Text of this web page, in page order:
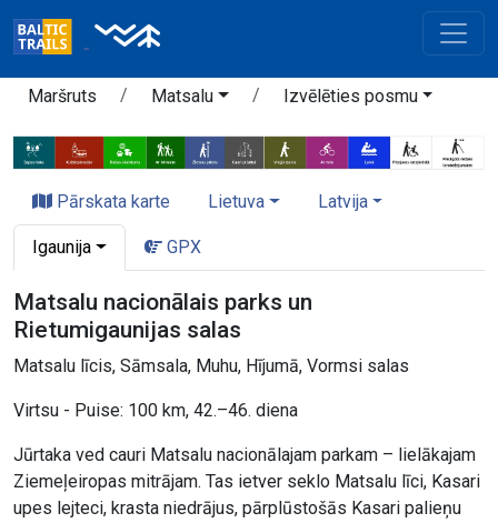
Maršruts Matsalu Izvēlēties posmu
Pārskata karte Lietuva Latvija
Igaunija GPX
Matsalu nacionālais parks un
Rietumigaunijas salas
Matsalu līcis, Sāmsala, Muhu, Hījumā, Vormsi salas
Virtsu - Puise: 100 km, 42.–46. diena
Jūrtaka ved cauri Matsalu nacionālajam parkam – lielākajam
Ziemeļeiropas mitrājam. Tas ietver seklo Matsalu līci, Kasari
upes lejteci, krasta niedrājus, pārplūstošās Kasari palieņu